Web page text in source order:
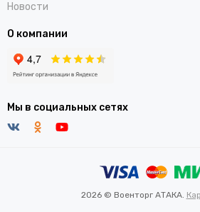
Новости
О компании
Мы в социальных сетях
2026 © Военторг АТАКА.